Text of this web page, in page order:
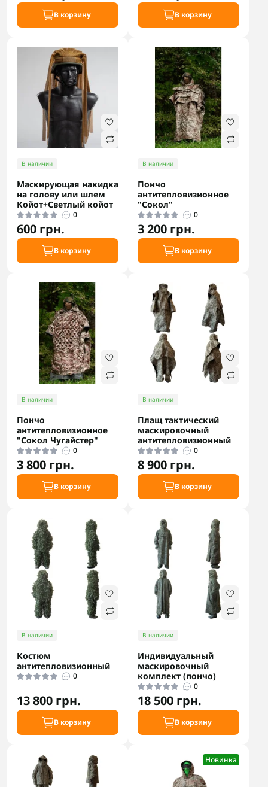
В корзину В корзину
В наличии
Маскирующая накидка
на голову или шлем
Койот+Светлый койот
0
600 грн.
В корзину
В наличии
Пончо
антитепловизионное
"Сокол"
0
3 200 грн.
В корзину
В наличии
Пончо
антитепловизионное
"Сокол Чугайстер"
0
3 800 грн.
В корзину
В наличии
Плащ тактический
маскировочный
антитепловизионный
0
8 900 грн.
В корзину
В наличии
Костюм
антитепловизионный
0
13 800 грн.
В корзину
В наличии
Индивидуальный
маскировочный
комплект (пончо)
0
18 500 грн.
В корзину
Новинка